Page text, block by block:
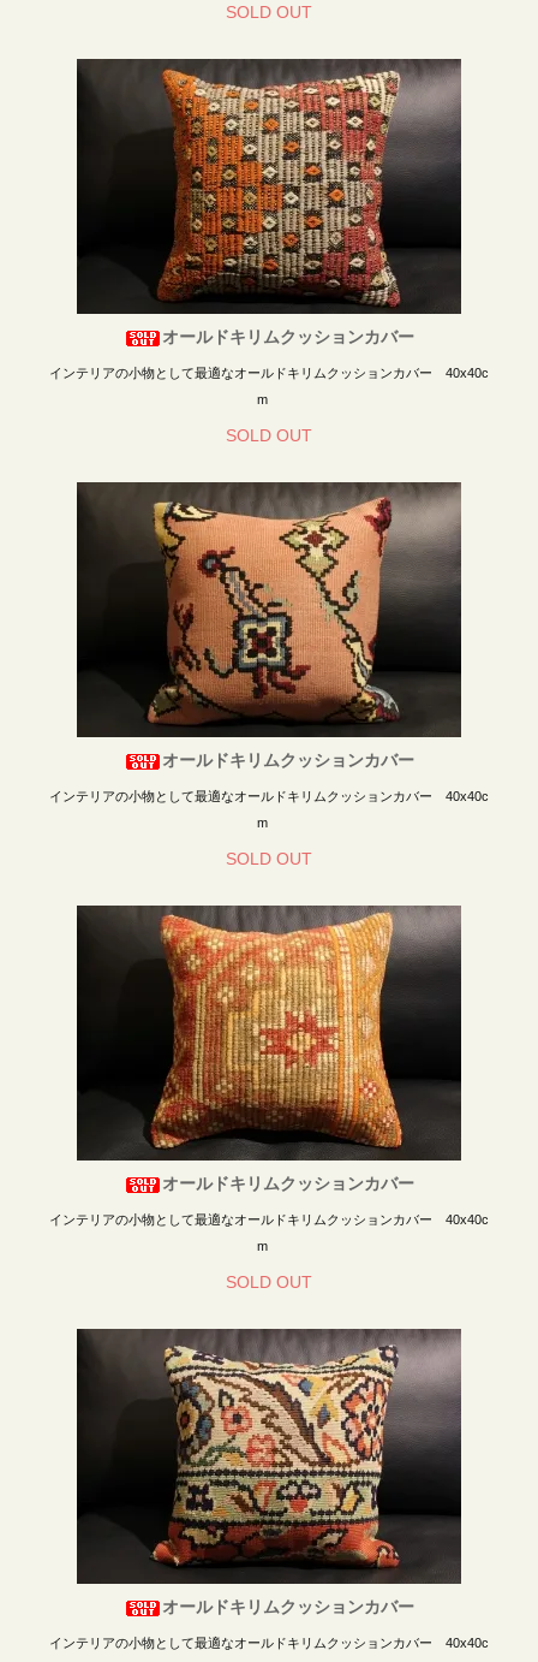
SOLD OUT
オールドキリムクッションカバー
インテリアの小物として最適なオールドキリムクッションカバー 40x40c
m
SOLD OUT
オールドキリムクッションカバー
インテリアの小物として最適なオールドキリムクッションカバー 40x40c
m
SOLD OUT
オールドキリムクッションカバー
インテリアの小物として最適なオールドキリムクッションカバー 40x40c
m
SOLD OUT
オールドキリムクッションカバー
インテリアの小物として最適なオールドキリムクッションカバー 40x40c